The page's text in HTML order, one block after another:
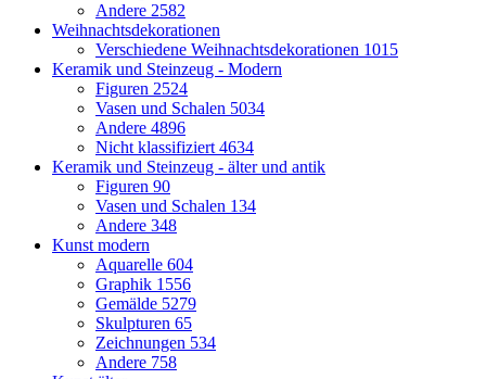
Andere 2582
Weihnachtsdekorationen
Verschiedene Weihnachtsdekorationen 1015
Keramik und Steinzeug - Modern
Figuren 2524
Vasen und Schalen 5034
Andere 4896
Nicht klassifiziert 4634
Keramik und Steinzeug - älter und antik
Figuren 90
Vasen und Schalen 134
Andere 348
Kunst modern
Aquarelle 604
Graphik 1556
Gemälde 5279
Skulpturen 65
Zeichnungen 534
Andere 758